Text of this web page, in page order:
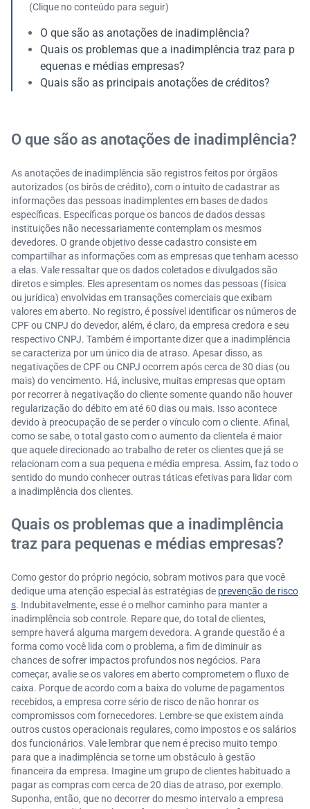
(Clique no conteúdo para seguir)
O que são as anotações de inadimplência?
Quais os problemas que a inadimplência traz para p
equenas e médias empresas?
Quais são as principais anotações de créditos?
O que são as anotações de inadimplência?
As anotações de inadimplência são registros feitos por órgãos
autorizados (os birôs de crédito), com o intuito de cadastrar as
informações das pessoas inadimplentes em bases de dados
específicas. Específicas porque os bancos de dados dessas
instituições não necessariamente contemplam os mesmos
devedores. O grande objetivo desse cadastro consiste em
compartilhar as informações com as empresas que tenham acesso
a elas. Vale ressaltar que os dados coletados e divulgados são
diretos e simples. Eles apresentam os nomes das pessoas (física
ou jurídica) envolvidas em transações comerciais que exibam
valores em aberto. No registro, é possível identificar os números de
CPF ou CNPJ do devedor, além, é claro, da empresa credora e seu
respectivo CNPJ. Também é importante dizer que a inadimplência
se caracteriza por um único dia de atraso. Apesar disso, as
negativações de CPF ou CNPJ ocorrem após cerca de 30 dias (ou
mais) do vencimento. Há, inclusive, muitas empresas que optam
por recorrer à negativação do cliente somente quando não houver
regularização do débito em até 60 dias ou mais. Isso acontece
devido à preocupação de se perder o vínculo com o cliente. Afinal,
como se sabe, o total gasto com o aumento da clientela é maior
que aquele direcionado ao trabalho de reter os clientes que já se
relacionam com a sua pequena e média empresa. Assim, faz todo o
sentido do mundo conhecer outras táticas efetivas para lidar com
a inadimplência dos clientes.
Quais os problemas que a inadimplência
traz para pequenas e médias empresas?
Como gestor do próprio negócio, sobram motivos para que você
dedique uma atenção especial às estratégias de prevenção de risco
s. Indubitavelmente, esse é o melhor caminho para manter a
inadimplência sob controle. Repare que, do total de clientes,
sempre haverá alguma margem devedora. A grande questão é a
forma como você lida com o problema, a fim de diminuir as
chances de sofrer impactos profundos nos negócios. Para
começar, avalie se os valores em aberto comprometem o fluxo de
caixa. Porque de acordo com a baixa do volume de pagamentos
recebidos, a empresa corre sério de risco de não honrar os
compromissos com fornecedores. Lembre-se que existem ainda
outros custos operacionais regulares, como impostos e os salários
dos funcionários. Vale lembrar que nem é preciso muito tempo
para que a inadimplência se torne um obstáculo à gestão
financeira da empresa. Imagine um grupo de clientes habituado a
pagar as compras com cerca de 20 dias de atraso, por exemplo.
Suponha, então, que no decorrer do mesmo intervalo a empresa